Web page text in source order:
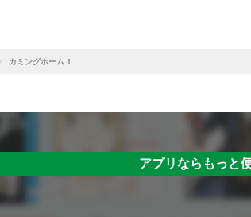
カミングホーム 1
アプリならもっと